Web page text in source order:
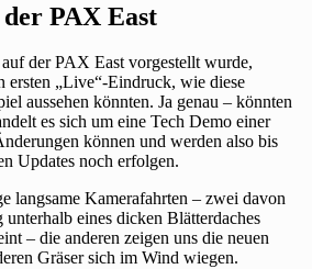
PAX East
der PAX East vorgestellt wurde,
ersten „Live“-Eindruck, wie diese
aussehen könnten. Ja genau – könnten
es sich um eine Tech Demo einer
können und werden also bis
Updates noch erfolgen.
langsame Kamerafahrten – zwei davon
eines dicken Blätterdaches
– die anderen zeigen uns die neuen
Gräser sich im Wind wiegen.